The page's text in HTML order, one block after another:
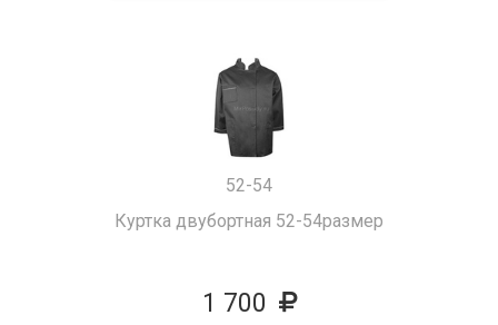
52-54
Куртка двубортная 52-54размер
1 700